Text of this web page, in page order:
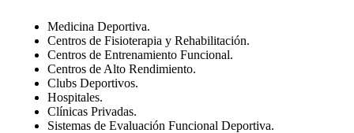
Medicina Deportiva.
Centros de Fisioterapia y Rehabilitación.
Centros de Entrenamiento Funcional.
Centros de Alto Rendimiento.
Clubs Deportivos.
Hospitales.
Clínicas Privadas.
Sistemas de Evaluación Funcional Deportiva.